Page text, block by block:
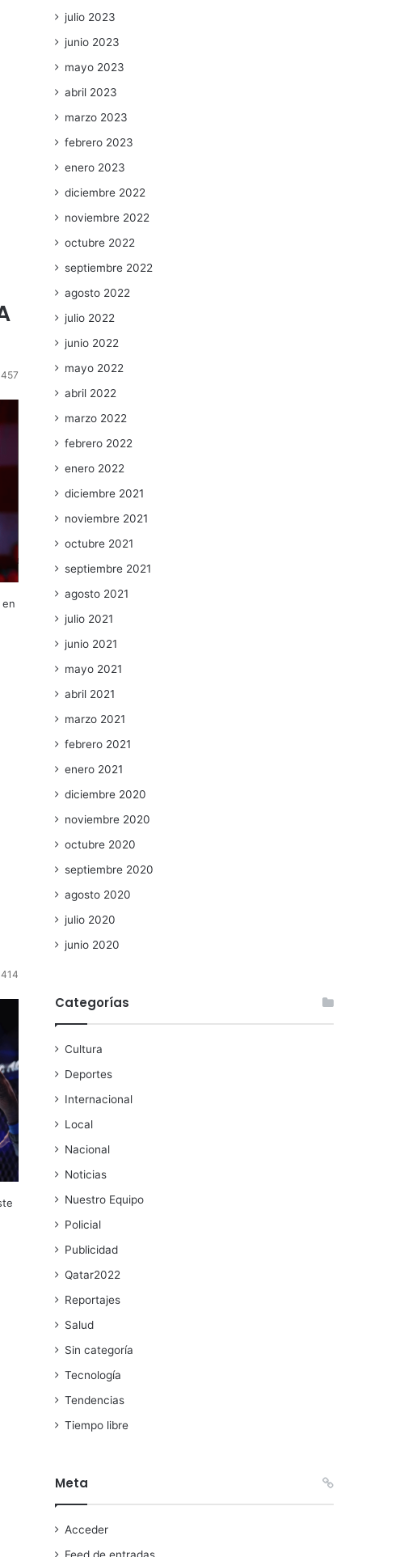
457
414
julio 2023
junio 2023
mayo 2023
abril 2023
marzo 2023
febrero 2023
enero 2023
diciembre 2022
noviembre 2022
octubre 2022
septiembre 2022
agosto 2022
julio 2022
junio 2022
mayo 2022
abril 2022
marzo 2022
febrero 2022
enero 2022
diciembre 2021
noviembre 2021
octubre 2021
septiembre 2021
agosto 2021
julio 2021
junio 2021
mayo 2021
abril 2021
marzo 2021
febrero 2021
enero 2021
diciembre 2020
noviembre 2020
octubre 2020
septiembre 2020
agosto 2020
julio 2020
junio 2020
Categorías
Cultura
Deportes
Internacional
Local
Nacional
Noticias
Nuestro Equipo
Policial
Publicidad
Qatar2022
Reportajes
Salud
Sin categoría
Tecnología
Tendencias
Tiempo libre
Meta
Acceder